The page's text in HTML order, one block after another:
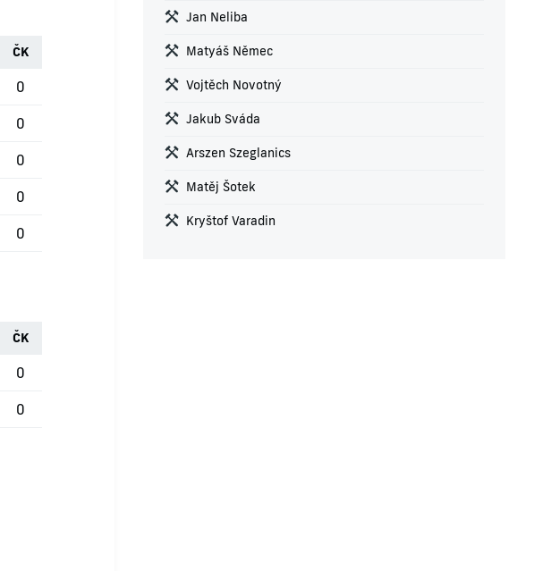
ČK
0
0
0
0
0
ČK
0
0
Jan Neliba
Matyáš Němec
Vojtěch Novotný
Jakub Sváda
Arszen Szeglanics
Matěj Šotek
Kryštof Varadin